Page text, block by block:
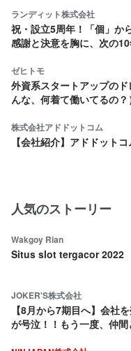
ランディット株式会社
祝・設立5周年！「個」
感謝と決意を胸に、次の
ゼヒトモ
外資系スタートアップの
んな、何着て働いてるの？
株式会社アドドットコム
【会社紹介】アドドット
人気のストーリー
Wakgoy Rian
Situs slot tergacor 2022
JOKER'S株式会社
【8月から7期目へ】会社
が号泣！！もう一度、仲